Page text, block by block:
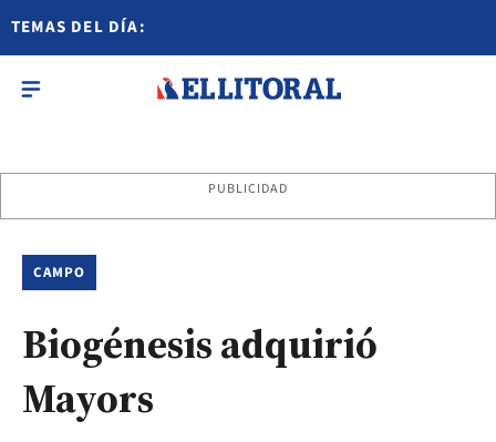
TEMAS DEL DÍA:
PUBLICIDAD
CAMPO
Biogénesis adquirió
Mayors